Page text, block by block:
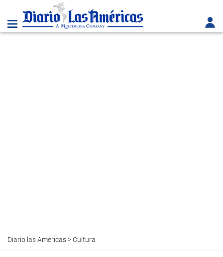
Diario las Américas> Cultura